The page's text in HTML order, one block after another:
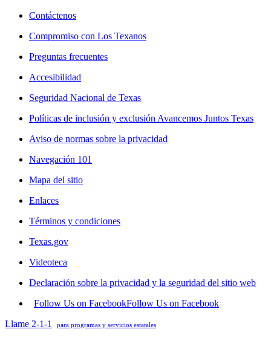
Contáctenos
Compromiso con Los Texanos
Preguntas frecuentes
Accesibilidad
Seguridad Nacional de Texas
Políticas de inclusión y exclusión Avancemos Juntos Texas
Aviso de normas sobre la privacidad
Navegación 101
Mapa del sitio
Enlaces
Términos y condiciones
Texas.gov
Videoteca
Declaración sobre la privacidad y la seguridad del sitio web
Follow Us on FacebookFollow Us on Facebook
Llame 2-1-1
para programas y servicios estatales